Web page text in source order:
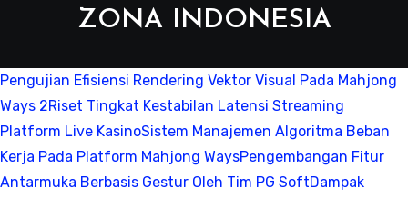
ZONA INDONESIA
Pengujian Efisiensi Rendering Vektor Visual Pada Mahjong
Ways 2Riset Tingkat Kestabilan Latensi Streaming
Platform Live KasinoSistem Manajemen Algoritma Beban
Kerja Pada Platform Mahjong WaysPengembangan Fitur
Antarmuka Berbasis Gestur Oleh Tim PG SoftDampak